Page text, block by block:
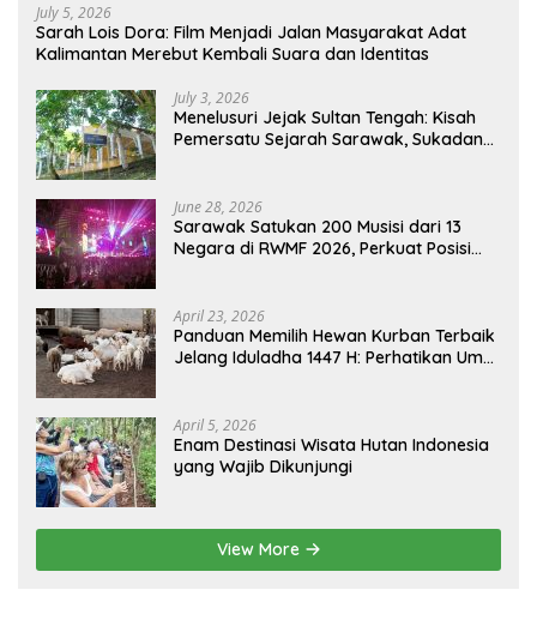
July 5, 2026
Sarah Lois Dora: Film Menjadi Jalan Masyarakat Adat
Kalimantan Merebut Kembali Suara dan Identitas
July 3, 2026
Menelusuri Jejak Sultan Tengah: Kisah
Pemersatu Sejarah Sarawak, Sukadana,
June 28, 2026
Sarawak Satukan 200 Musisi dari 13
Negara di RWMF 2026, Perkuat Posisi
April 23, 2026
Panduan Memilih Hewan Kurban Terbaik
Jelang Iduladha 1447 H: Perhatikan Umur
April 5, 2026
Enam Destinasi Wisata Hutan Indonesia
yang Wajib Dikunjungi
View More